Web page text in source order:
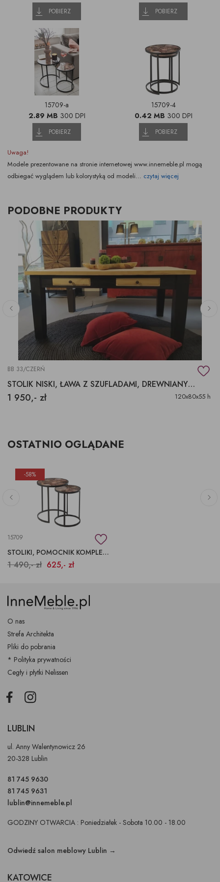
POBIERZ POBIERZ
15709-a
2.89 MB 300 DPI
POBIERZ
15709-4
0.42 MB 300 DPI
POBIERZ
Uwaga!
Modele prezentowane na stronie internetowej www.innemeble.pl mogą
odbiegać wyglądem lub kolorystyką od modeli... czytaj więcej
PODOBNE PRODUKTY
BB 33/CZERŃ
STOLIK NISKI, ŁAWA Z SZUFLADAMI, DREWNIANY STOLIK KAWOWY
1 950,- zł 120x80x55 h
OSTATNIO OGLĄDANE
-58%
15709
STOLIKI, POMOCNIK KOMPLET 2 SZT.
1 490,- zł 625,- zł
O nas
Strefa Architekta
Pliki do pobrania
* Polityka prywatności
Cegły i płytki Nelissen
FacebookInstagram
LUBLIN
ul. Anny Walentynowicz 26
20-328 Lublin
81 745 9630
81 745 9631
lublin@innemeble.pl
GODZINY OTWARCIA : Poniedziałek - Sobota 10.00 - 18.00
Odwiedź salon meblowy Lublin →
KATOWICE